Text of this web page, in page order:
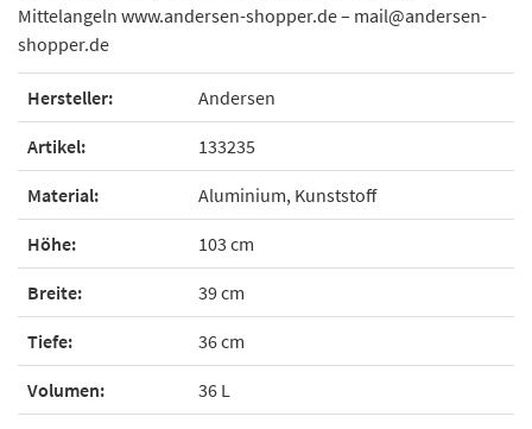
Mittelangeln www.andersen-shopper.de – mail@andersen-
shopper.de
Hersteller: Andersen
Artikel: 133235
Material: Aluminium, Kunststoff
Höhe: 103 cm
Breite: 39 cm
Tiefe: 36 cm
Volumen: 36 L